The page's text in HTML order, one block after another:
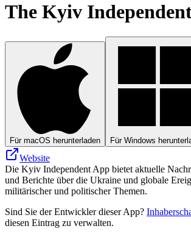
The Kyiv
Für macOS herunterladen Für Windows
Website
Die Kyiv Independent App bietet aktuelle
und Berichte über die Ukraine und globale
militärischer und politischer Themen.
Sind Sie der Entwickler dieser App?
diesen Eintrag zu verwalten.